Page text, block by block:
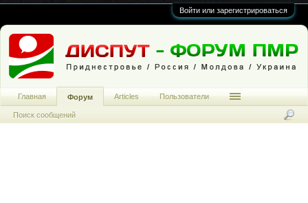
Войти или зарегистрироваться
Главная Форум
Поиск сообщений
Articles Пользователи